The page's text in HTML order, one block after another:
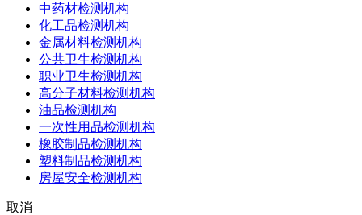
中药材检测机构
化工品检测机构
金属材料检测机构
公共卫生检测机构
职业卫生检测机构
高分子材料检测机构
油品检测机构
一次性用品检测机构
橡胶制品检测机构
塑料制品检测机构
房屋安全检测机构
取消